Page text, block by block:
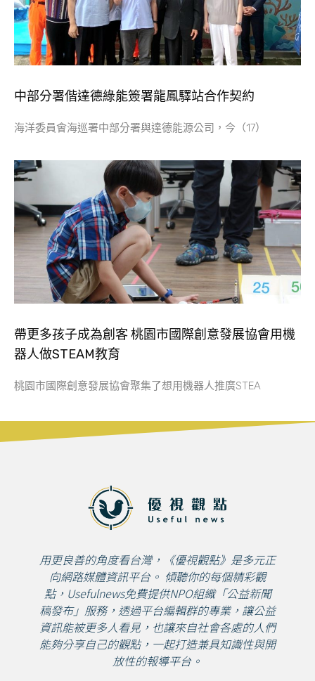
中部分署偕達德綠能簽署龍鳳驛站合作契約
海洋委員會海巡署中部分署與達德能源公司，今（17）
帶更多孩子成為創客 桃園市國際創意發展協會用機
器人做STEAM教育
桃園市國際創意發展協會聚集了想用機器人推廣STEA
用更良善的角度看台灣，《優視觀點》是多元正
向網路媒體資訊平台。 傾聽你的每個精彩觀
點，Usefulnews免費提供NPO組織「公益新聞
稿發布」服務，透過平台編輯群的專業，讓公益
資訊能被更多人看見，也讓來自社會各處的人們
能夠分享自己的觀點，一起打造兼具知識性與開
放性的報導平台。